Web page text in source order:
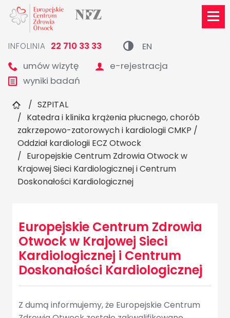
INFOLINIA 22 710 33 33  EN
 umów wizytę  e-rejestracja
 wyniki badań
SZPITAL
Katedra i klinika krążenia płucnego, chorób
zakrzepowo-zatorowych i kardiologii CMKP /
Oddział kardiologii ECZ Otwock
Europejskie Centrum Zdrowia Otwock w
Krajowej Sieci Kardiologicznej i Centrum
Doskonałości Kardiologicznej
Europejskie Centrum Zdrowia
Otwock w Krajowej Sieci
Kardiologicznej i Centrum
Doskonałości Kardiologicznej
Z dumą informujemy, że Europejskie Centrum